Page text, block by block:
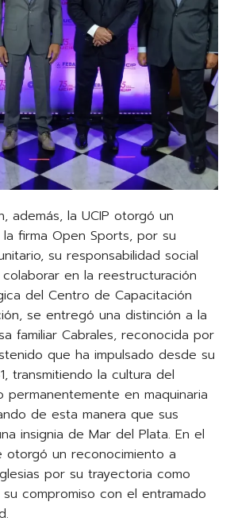
además, la UCIP otorgó un
firma Open Sports, por su
su responsabilidad social
en la reestructuración
del Centro de Capacitación
se entregó una distinción a la
familiar Cabrales, reconocida por
que ha impulsado desde su
transmitiendo la cultura del
permanentemente en maquinaria
de esta manera que sus
insignia de Mar del Plata. En el
otorgó un reconocimiento a
por su trayectoria como
compromiso con el entramado